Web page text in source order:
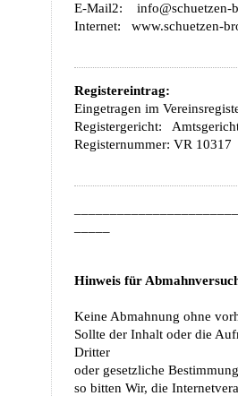
E-Mail2: info@schuetzen-
Internet: www.schuetzen-
Registereintrag:
Eingetragen im
Registergericht:
Registernummer: VR 10317
Hinweis für
Keine Abmahnung ohne
Sollte der Inhalt oder die
Dritter
oder gesetzliche
so bitten Wir, die